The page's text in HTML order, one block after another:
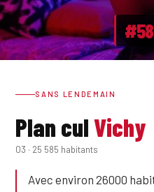
SANS LENDEMAIN
Plan culVichy
03 · 25 585 habitants
Avec environ 26000